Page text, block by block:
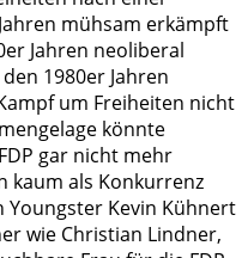
mühsam erkämpft
Jahren neoliberal
1980er Jahren
um Freiheiten nicht
könnte
gar nicht mehr
kaum als Konkurrenz
Youngster Kevin Kühnert
wie Christian Lindner,